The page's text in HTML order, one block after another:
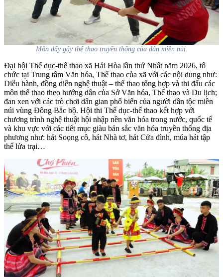
Môn đẩy gậy thể thao truyền thống của dân miền núi.
Đại hội Thể dục-thể thao xã Hải Hòa lần thứ Nhất năm 2026, tổ
chức tại Trung tâm Văn hóa, Thể thao của xã với các nội dung như:
Diễu hành, đồng diễn nghệ thuật – thể thao tổng hợp và thi đấu các
môn thể thao theo hướng dẫn của SởVăn hóa, Thể thao và Du lịch;
đan xen với các trò chơi dân gian phố biến của người dân tộc miền
núi vùng Đông Bắc bộ. Hội thi Thể dục-thể thao kết hợp với
chương trình nghệ thuật hội nhập nền văn hóa trong nước, quốc tế
và khu vực với các tiết mục giàu bản sắc văn hóa truyền thống địa
phương như: hát Soọng cô, hát Nhà tơ, hát Cửa đình, múa hát tập
thể lửa trại…